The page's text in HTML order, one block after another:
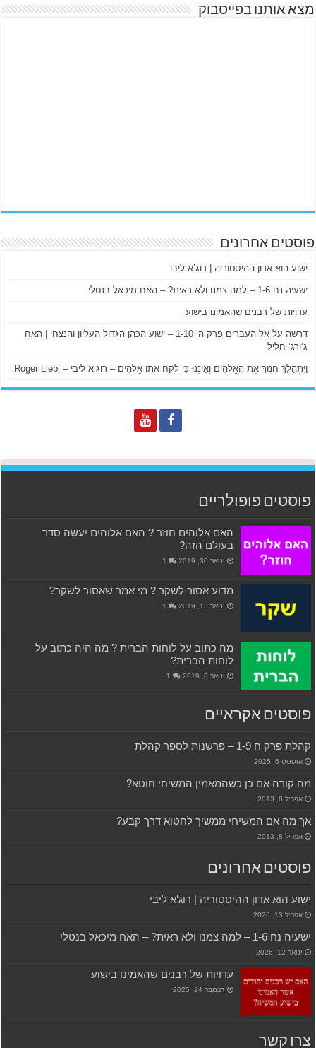
מצא אותנו בפייסבוק
פוסטים אחרונים
ישוע הוא אדון ההיסטוריה | רוג’א ליבי
ישעיה נח 1-6 – למה צמנו ולא ראית? – האח מיכאל בנטלי
עדויות של רבנים שהאמינו בישוע
דרשה על אל העברים פרק ה’ 1-10 – ישוע הכהן הגדול העליון והנצחי | האח
ג’ורג’ חליל
וַיִּתְהַלֵּךְ חֲנוֹךְ אֶת הָאֱלֹהִים וְאֵינֶנּוּ כִּי לקח אֹתוֹ אֱלֹהִים – רוג’א ליבי – Roger Liebi
פוסטים פופולריים
האם אלוהים חוזר ? האם אלוהים יעשה סדר
בעולם הזה?
ינואר 30, 2019 1
מדוע אסור לשקר ? מי אמר שאסור לשקר?
ינואר 13, 2019 1
מה כתוב על לוחות הברית ? מה היה כתוב על
לוחות הברית?
ינואר 8, 2019 1
פוסטים אקראיים
קהלת פרק ח 1-9 – פרשנות לספר קהלת
אוגוסט 6, 2025
מה קורה אם כן כשהמאמין המשיחי חוטא?
אפריל 8, 2013
אך מה אם המשיחי ממשיך לחטוא דרך קבע?
אפריל 8, 2013
פוסטים אחרונים
ישוע הוא אדון ההיסטוריה | רוג’א ליבי
אפריל 13, 2026
ישעיה נח 1-6 – למה צמנו ולא ראית? – האח מיכאל בנטלי
ינואר 12, 2026
עדויות של רבנים שהאמינו בישוע
דצמבר 24, 2025
צרו קשר